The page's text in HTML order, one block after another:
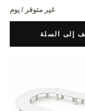
غير متوفر / يوم
إلى السلة